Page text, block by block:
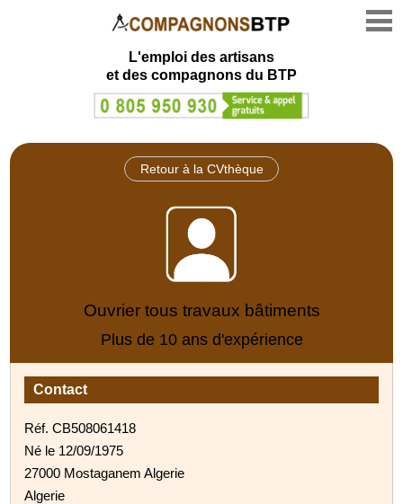
L'emploi des artisans
et des compagnons du BTP
Retour à la CVthèque
Ouvrier tous travaux bâtiments
Plus de 10 ans d'expérience
Contact
Réf. CB508061418
Né le 12/09/1975
27000 Mostaganem Algerie
Algerie